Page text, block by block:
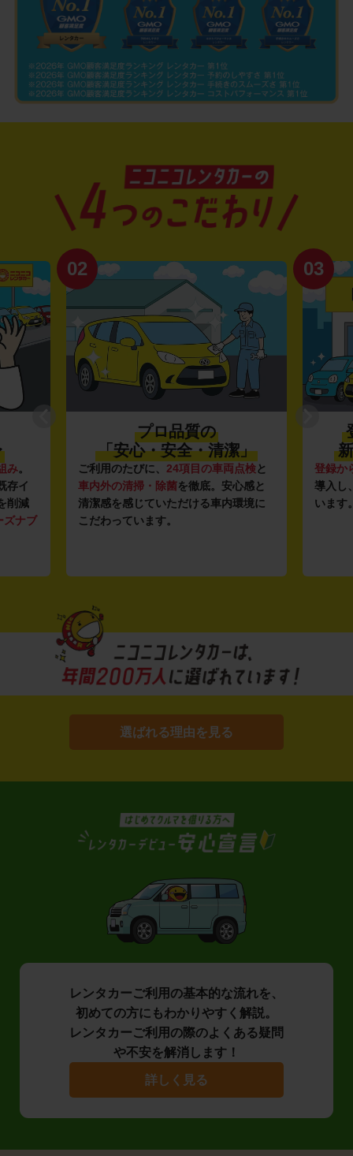
み。
存イ
削減
ズナブ
02
プロ品質の
「安心・安全・清潔」
ご利用のたびに、 24項目の車両点検と
車内外の清掃・除菌を徹底。安心感と
清潔感を感じていただける車内環境に
こだわっています。
03
登録か
導入し
います
選ばれる理由を見る
レンタカーご利用の基本的な流れを、
初めての方にもわかりやすく解説。
レンタカーご利用の際のよくある疑問
や不安を解消します！
詳しく見る